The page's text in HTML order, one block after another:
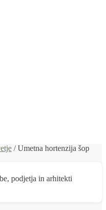
/Umetna hortenzija šop
podjetja in arhitekti